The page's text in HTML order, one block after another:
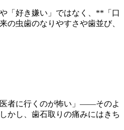
「好き嫌い」ではなく、**「口
虫歯のなりやすさや歯並び、
医者に行くのが怖い」――そのよ
かし、歯石取りの痛みにはきち